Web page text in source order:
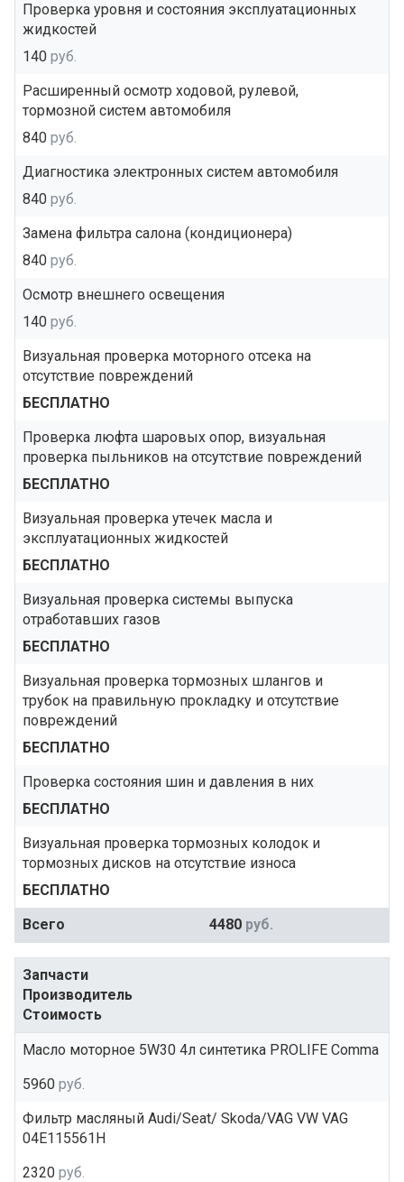
Проверка уровня и состояния эксплуатационных
жидкостей
140 руб.
Расширенный осмотр ходовой, рулевой,
тормозной систем автомобиля
840 руб.
Диагностика электронных систем автомобиля
840 руб.
Замена фильтра салона (кондиционера)
840 руб.
Осмотр внешнего освещения
140 руб.
Визуальная проверка моторного отсека на
отсутствие повреждений
БЕСПЛАТНО
Проверка люфта шаровых опор, визуальная
проверка пыльников на отсутствие повреждений
БЕСПЛАТНО
Визуальная проверка утечек масла и
эксплуатационных жидкостей
БЕСПЛАТНО
Визуальная проверка системы выпуска
отработавших газов
БЕСПЛАТНО
Визуальная проверка тормозных шлангов и
трубок на правильную прокладку и отсутствие
повреждений
БЕСПЛАТНО
Проверка состояния шин и давления в них
БЕСПЛАТНО
Визуальная проверка тормозных колодок и
тормозных дисков на отсутствие износа
БЕСПЛАТНО
Всего
4480 руб.
Запчасти
Производитель
Стоимость
Масло моторное 5W30 4л синтетика PROLIFE Comma
5960 руб.
Фильтр масляный Audi/Seat/ Skoda/VAG VW VAG
04E115561H
2320 руб.